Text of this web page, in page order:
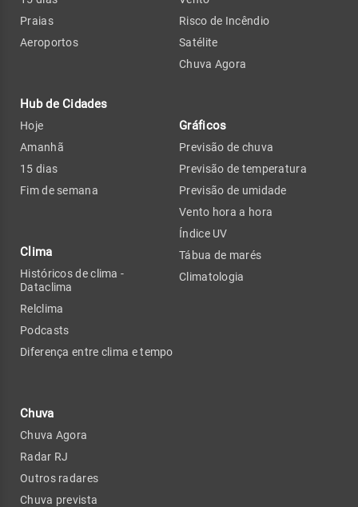
Praias
Aeroportos
Hub de Cidades
Hoje
Amanhã
15 dias
Fim de semana
Clima
Históricos de clima -
Dataclima
Relclima
Podcasts
Diferença entre clima e tempo
Chuva
Chuva Agora
Radar RJ
Outros radares
Chuva prevista
Risco de Incêndio
Satélite
Chuva Agora
Gráficos
Previsão de chuva
Previsão de temperatura
Previsão de umidade
Vento hora a hora
Índice UV
Tábua de marés
Climatologia